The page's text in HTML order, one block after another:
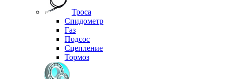
Троса
Спидометр
Газ
Подсос
Сцепление
Тормоз